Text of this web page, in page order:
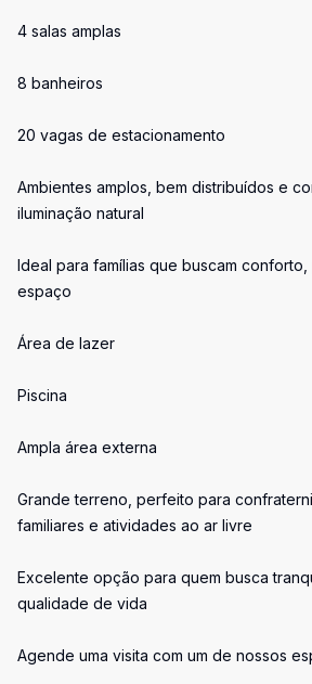
4 salas amplas
8 banheiros
20 vagas de estacionamento
Ambientes amplos, bem distribuídos e
iluminação natural
Ideal para famílias que buscam
espaço
Área de lazer
Piscina
Ampla área externa
Grande terreno, perfeito para
familiares e atividades ao ar livre
Excelente opção para quem busca
qualidade de vida
Agende uma visita com um de nossos